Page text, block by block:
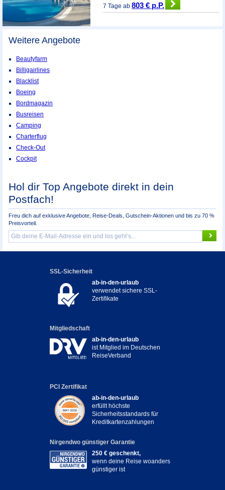
7 Tage ab803 € p.P.
Weitere Angebote
Beautyfarm
Billigairlines
Blacklist
Boeing
Bordmagazin
Busreisen
Camping
Charterflug
Check-Out
Cockpit
Hol dir Top Angebote direkt in dein
Postfach!
Freu dich auf exklusive Angebote, Reise-Deals, Gutschein-Aktionen und bis zu 70 %
Preisvorteil.
SSL-Sicherheit
ab-in-den-urlaub
verwendet sichere SSL-
Zertifikate
Mitgliedschaft
ab-in-den-urlaub
ist Mitglied im Deutschen
ReiseVerband
PCI Zertifikat
ab-in-den-urlaub
erfüllt höchste
Sicherheitsstandards für
Kreditkartenzahlungen
Nirgendwo günstiger Garantie
250 € geschenkt,
wenn deine Reise woanders
günstiger ist